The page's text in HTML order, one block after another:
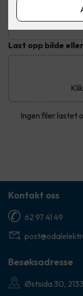
Last opp bilde
Ingen filer lastet
Kontakt oss
62 97 41 49
Besøksadresse
Østsida 30,